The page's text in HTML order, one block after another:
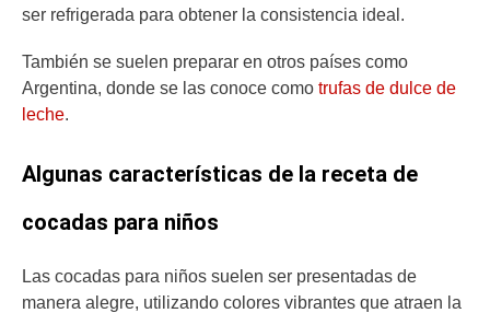
ser refrigerada para obtener la consistencia ideal.
También se suelen preparar en otros países como
Argentina, donde se las conoce como trufas de dulce de
leche.
Algunas características de la receta de
cocadas para niños
Las cocadas para niños suelen ser presentadas de
manera alegre, utilizando colores vibrantes que atraen la